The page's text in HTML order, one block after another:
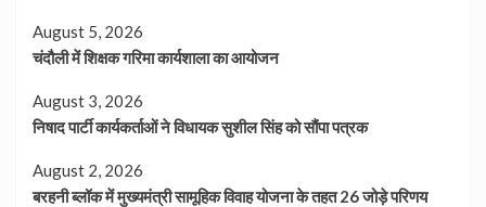
August 5, 2026
चंदौली में शिक्षक गरिमा कार्यशाला का आयोजन
August 3, 2026
निषाद पार्टी कार्यकर्ताओं ने विधायक सुशील सिंह को सौंपा पत्रक
August 2, 2026
बरहनी ब्लॉक में मुख्यमंत्री सामूहिक विवाह योजना के तहत 26 जोड़े परिणय